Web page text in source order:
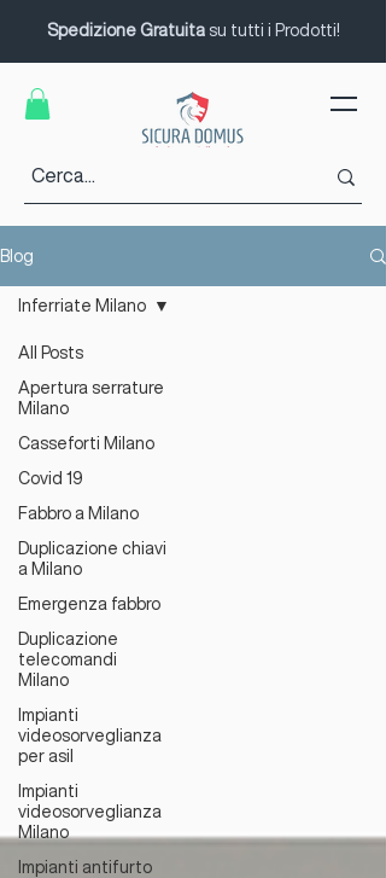
Spedizione Gratuitasu tutti i Prodotti!
Blog
All Posts
Apertura serrature
Milano
Casseforti Milano
Covid 19
Fabbro a Milano
Duplicazione chiavi
a Milano
Emergenza fabbro
Duplicazione
telecomandi
Milano
Impianti
videosorveglianza
per asil
Impianti
videosorveglianza
Milano
Impianti antifurto
Inferriate Milano